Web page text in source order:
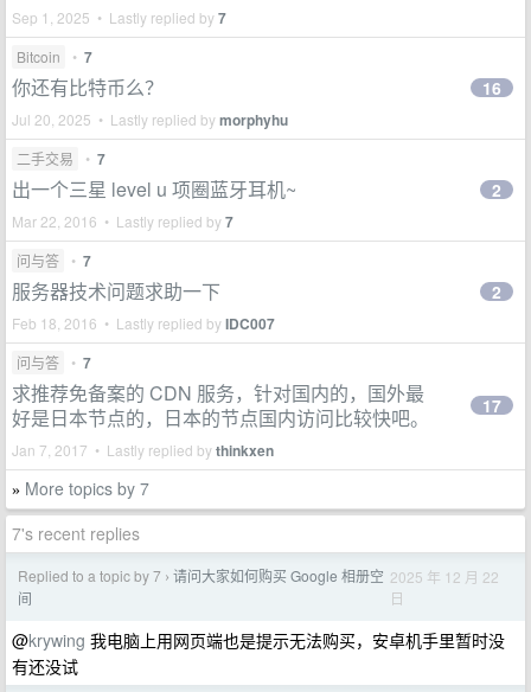
Sep 1, 2025 • Lastly replied by7
Bitcoin • 7
你还有比特币么？
Jul 20, 2025 • Lastly replied bymorphyhu
16
二手交易 • 7
出一个三星 level u 项圈蓝牙耳机~
Mar 22, 2016 • Lastly replied by7
2
问与答 • 7
服务器技术问题求助一下
Feb 18, 2016 • Lastly replied byIDC007
2
问与答 • 7
求推荐免备案的 CDN 服务，针对国内的，国外最
好是日本节点的，日本的节点国内访问比较快吧。
Jan 7, 2017 • Lastly replied bythinkxen
17
» More topics by 7
7's recent replies
Replied to a topic by 7 › 请问大家如何购买 Google 相册空
间
2025 年 12 月 22
日
@krywing 我电脑上用网页端也是提示无法购买，安卓机手里暂时没
有还没试